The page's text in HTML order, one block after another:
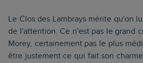
Le Clos des Lambrays mérite qu'on
de l'attention. Ce n'est pas le grand
Morey, certainement pas le plus
être justement ce qui fait son